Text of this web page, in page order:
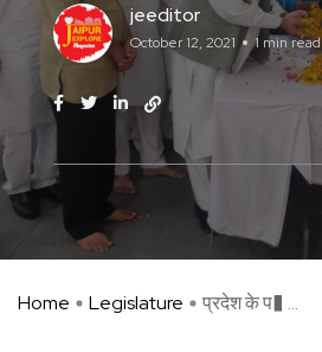
jeeditor
October 12, 2021 1 min read
Home Legislature प्रदेश के प� ...